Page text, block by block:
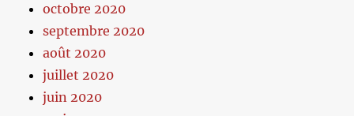
octobre 2020
septembre 2020
août 2020
juillet 2020
juin 2020